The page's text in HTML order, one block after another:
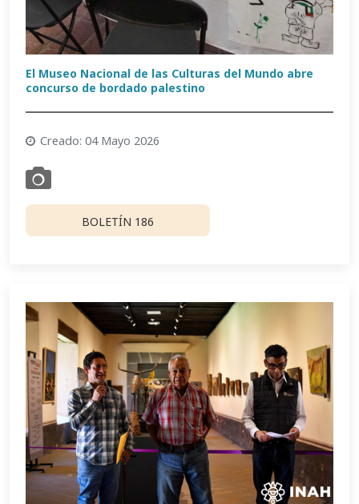
El Museo Nacional de las Culturas del Mundo abre
concurso de bordado palestino
Creado: 04 Mayo 2026
BOLETÍN 186